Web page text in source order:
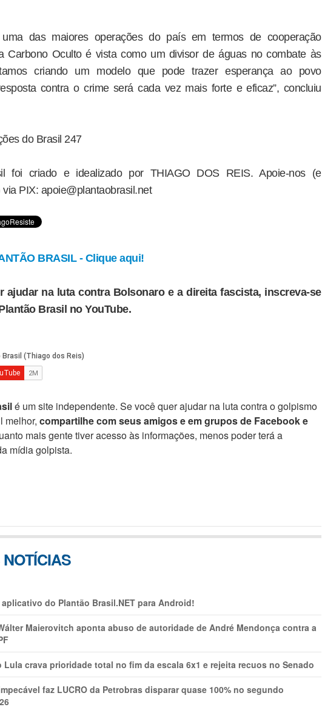
uma das maiores operações do país em termos de cooperação
Carbono Oculto é vista como um divisor de águas no combate às
criando um modelo que pode trazer esperança ao povo
contra o crime será cada vez mais forte e eficaz”, concluiu
do Brasil 247
foi criado e idealizado por THIAGO DOS REIS. Apoie-nos (e
PIX: apoie@plantaobrasil.net
BRASIL - Clique aqui!
ajudar na luta contra Bolsonaro e a direita fascista, inscreva-se
Brasil no YouTube.
é um site independente. Se você quer ajudar na luta contra o golpismo
melhor, compartilhe com seus amigos e em grupos de Facebook e
mais gente tiver acesso às informações, menos poder terá a
mídia golpista.
aplicativo do Plantão Brasil.NET para Android!
Maierovitch aponta abuso de autoridade de André Mendonça contra a
Lula crava prioridade total no fim da escala 6x1 e rejeita recuos no Senado
faz LUCRO da Petrobras disparar quase 100% no segundo